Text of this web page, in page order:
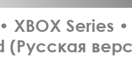
• XBOX Series •
(Русская